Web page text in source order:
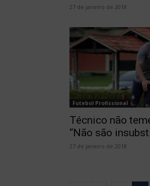
27 de janeiro de 2018
Futebol Profissional
Técnico não
“Não são
27 de janeiro de 2018